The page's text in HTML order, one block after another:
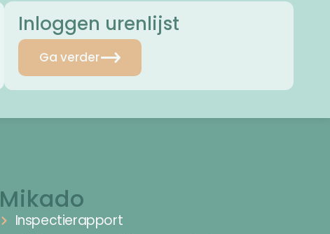
Inloggen urenlijst
Ga verder
Mikado
Inspectierapport